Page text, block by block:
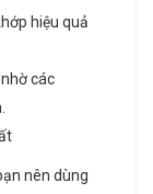
hiệu quả
các
nên dùng